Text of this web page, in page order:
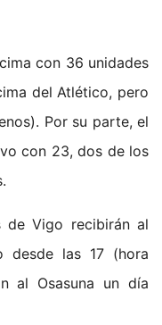
con 36 unidades
del Atlético, pero
Por su parte, el
con 23, dos de los
de Vigo recibirán al
desde las 17 (hora
al Osasuna un día